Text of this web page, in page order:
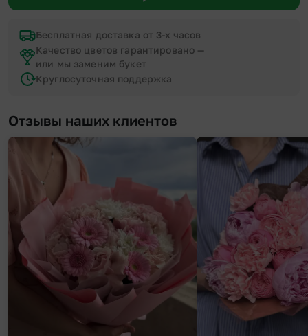
Бесплатная доставка от 3-х часов
Качество цветов гарантировано —
или мы заменим букет
Круглосуточная поддержка
Отзывы наших клиентов